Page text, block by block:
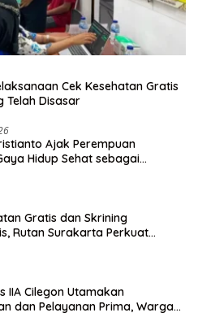
Cek Kesehatan Gratis
Telah Disasar
Ajak Perempuan
Hidup Sehat sebagai
Gratis dan Skrining
Rutan Surakarta Perkuat
IIA Cilegon Utamakan
dan Pelayanan Prima, Warga